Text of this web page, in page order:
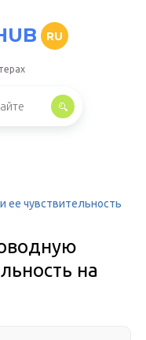
RU
ее чувствительность
на